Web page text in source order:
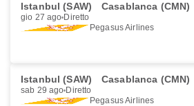
Istanbul (SAW) Casablanca (CMN)
gio 27 ago Diretto
Pegasus Airlines
Istanbul (SAW) Casablanca (CMN)
sab 29 ago Diretto
Pegasus Airlines